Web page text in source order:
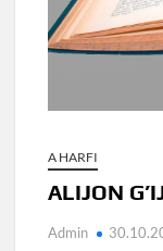
A HARFI
ALIJON
Admin